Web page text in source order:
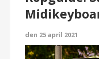
den 25 april 2021